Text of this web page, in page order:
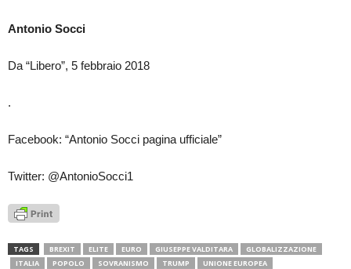
Antonio Socci
Da “Libero”, 5 febbraio 2018
.
Facebook: “Antonio Socci pagina ufficiale”
Twitter: @AntonioSocci1
TAGS BREXIT ELITE EURO GIUSEPPE VALDITARA
GLOBALIZZAZIONE
ITALIA
POPOLO SOVRANISMO TRUMP UNIONE EUROPEA